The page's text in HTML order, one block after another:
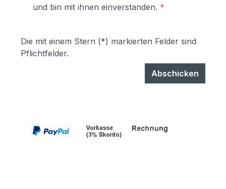
können einfach selbst ausgetauscht
Ausrichtung nach Montage bzw.
Austuasch im Falle einer Beschädigung
und bin mit ihnen einverstanden. *
Die mit einem Stern (*) markierten Felder sind
Pflichtfelder.
Abschicken